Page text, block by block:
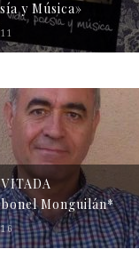
y Música»
Monguilán*